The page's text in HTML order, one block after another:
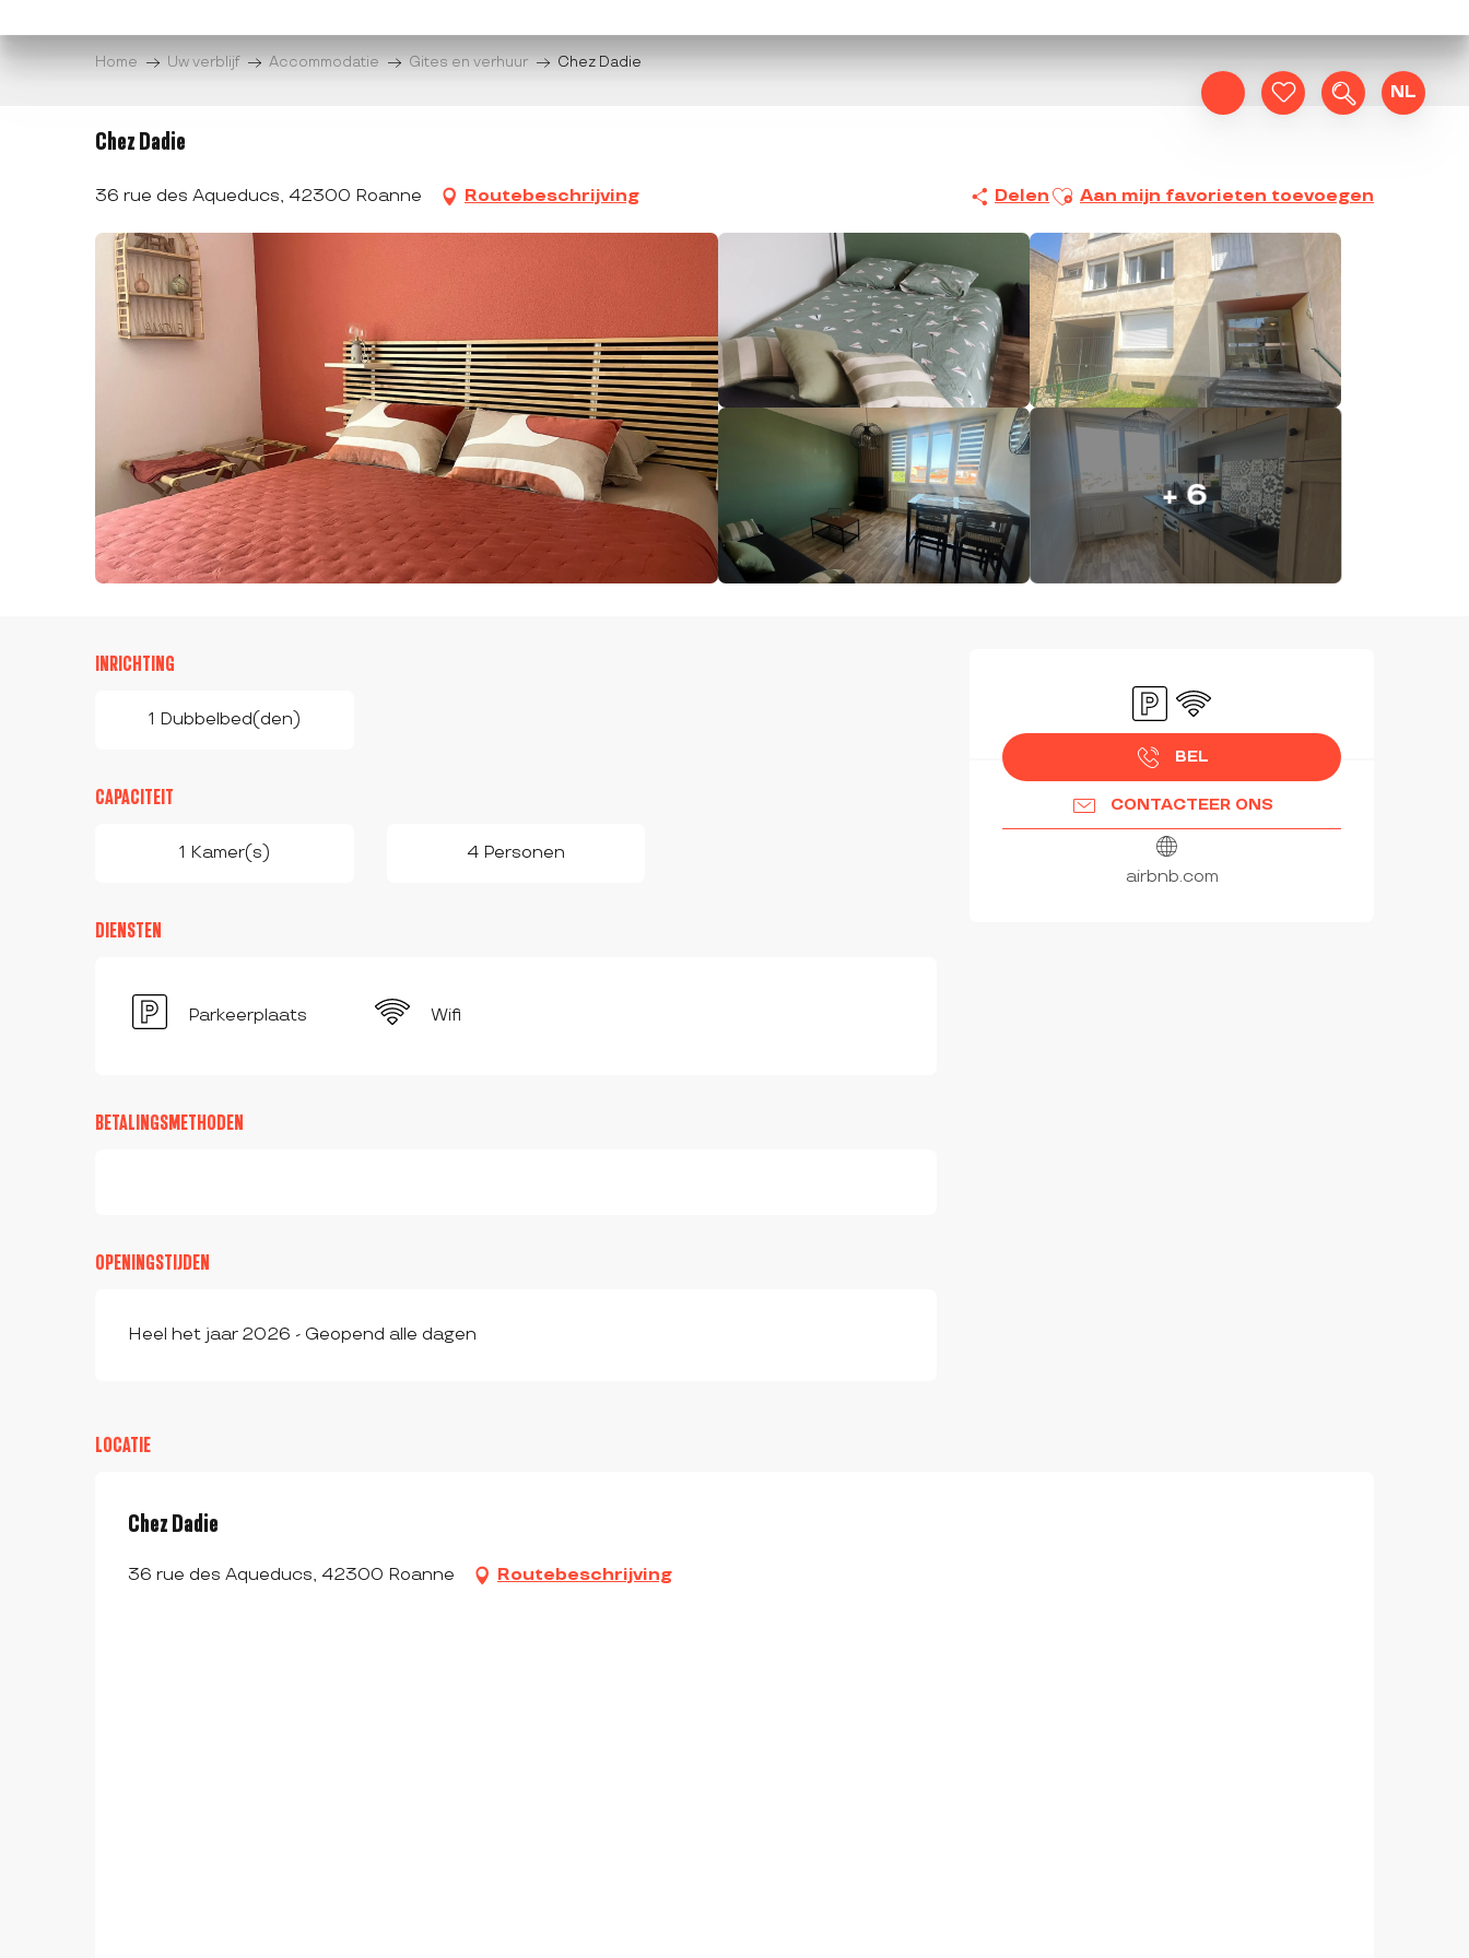
au
Zoek op
NL
Home Uw verblijf Accommodatie Gites en verhuur Chez Dadie
Chez Dadie
36 rue des Aqueducs, 42300 Roanne Routebeschrijving Delen Ajouter aux favoris
Aan mijn favorieten toevoegen
+ 6
OPENINGSTIJDEN EN
Parkeerplaats
Wifi
BEL
CONTACTEER ONS
airbnb.com
INRICHTING
1 Dubbelbed(den)
CAPACITEIT
1 Kamer(s) 4 Personen
DIENSTEN
Parkeerplaats Wifi
BETALINGSMETHODEN
OPENINGSTIJDEN
Heel het jaar 2026 - Geopend alle dagen
LOCATIE
Chez Dadie
36 rue des Aqueducs, 42300 Roanne Routebeschrijving